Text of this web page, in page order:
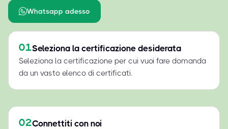
Whatsapp adesso
01Seleziona la certificazione desiderata
Seleziona la certificazione per cui vuoi fare domanda
da un vasto elenco di certificati.
02Connettiti con noi